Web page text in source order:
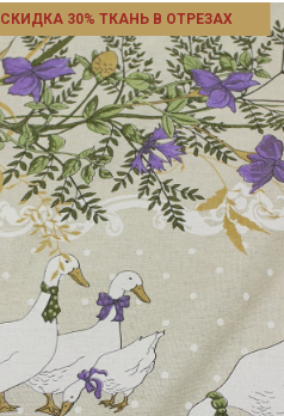
СКИДКА 30% ТКАНЬ В ОТРЕЗАХ